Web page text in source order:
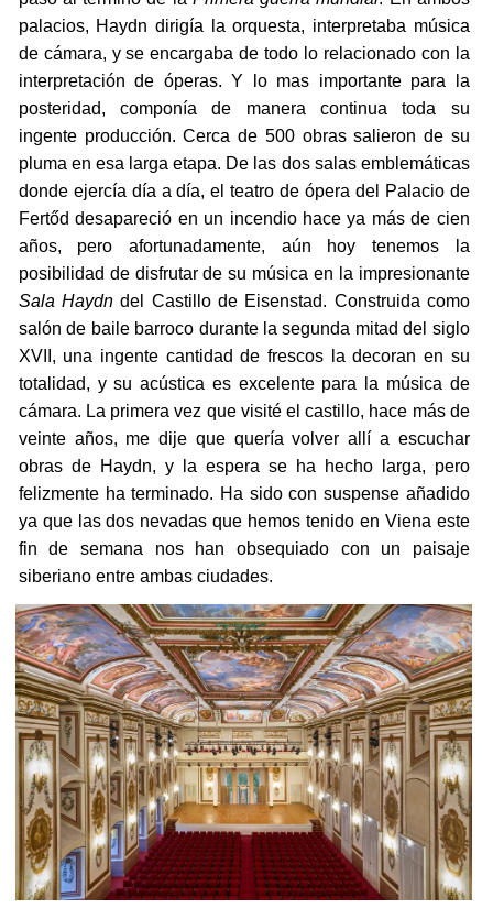
palacios, Haydn dirigía la orquesta, interpretaba música
de cámara, y se encargaba de todo lo relacionado con la
interpretación de óperas. Y lo mas importante para la
posteridad, componía de manera continua toda su
ingente producción. Cerca de 500 obras salieron de su
pluma en esa larga etapa. De las dos salas emblemáticas
donde ejercía día a día, el teatro de ópera del Palacio de
Fertőd desapareció en un incendio hace ya más de cien
años, pero afortunadamente, aún hoy tenemos la
posibilidad de disfrutar de su música en la impresionante
Sala Haydn del Castillo de Eisenstad. Construida como
salón de baile barroco durante la segunda mitad del siglo
XVII, una ingente cantidad de frescos la decoran en su
totalidad, y su acústica es excelente para la música de
cámara. La primera vez que visité el castillo, hace más de
veinte años, me dije que quería volver allí a escuchar
obras de Haydn, y la espera se ha hecho larga, pero
felizmente ha terminado. Ha sido con suspense añadido
ya que las dos nevadas que hemos tenido en Viena este
fin de semana nos han obsequiado con un paisaje
siberiano entre ambas ciudades.